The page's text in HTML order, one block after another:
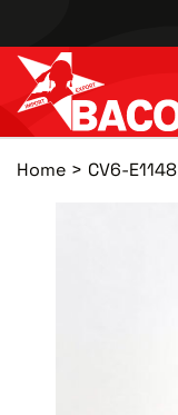
Home CV6-E1148